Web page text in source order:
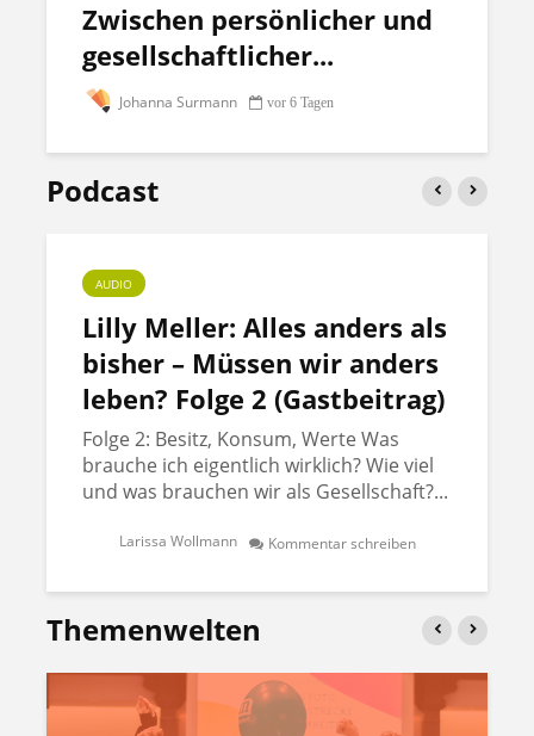
Zwischen persönlicher und
gesellschaftlicher...
Johanna Surmann vor 6 Tagen
Podcast
AUDIO
Lilly Meller: Alles anders als
bisher – Müssen wir anders
leben? Folge 2 (Gastbeitrag)
Folge 2: Besitz, Konsum, Werte Was
brauche ich eigentlich wirklich? Wie viel
und was brauchen wir als Gesellschaft?...
Larissa Wollmann Kommentar schreiben
Themenwelten